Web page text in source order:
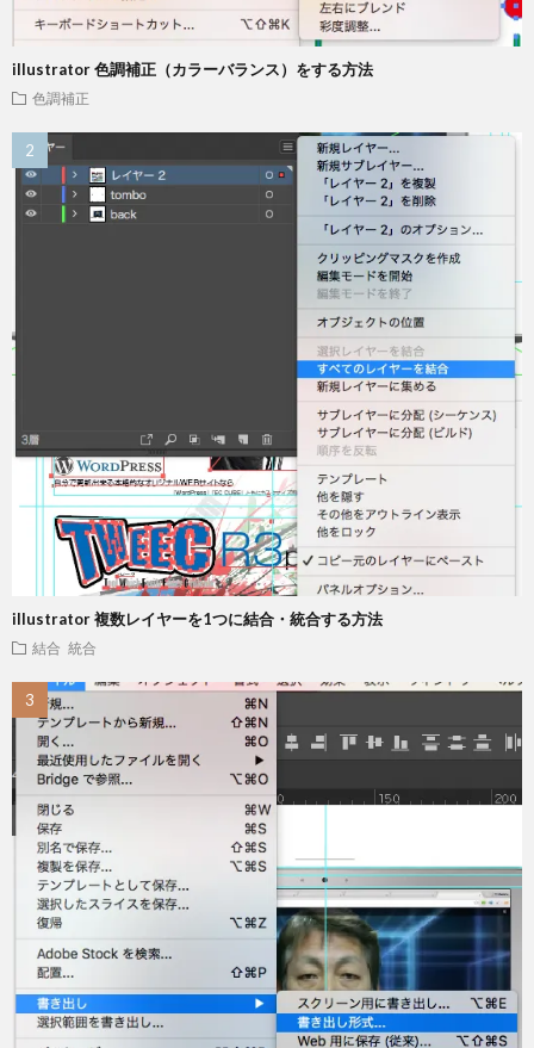
illustrator 色調補正（カラーバランス）をする方法
色調補正
illustrator 複数レイヤーを1つに結合・統合する方法
結合 統合